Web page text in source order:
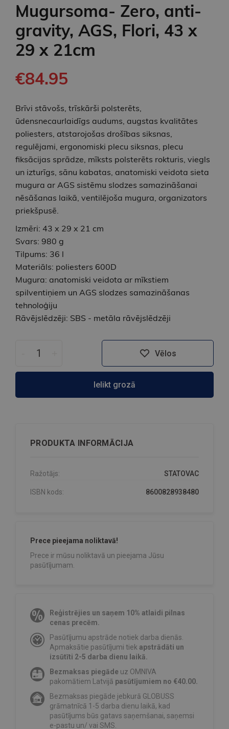
Mugursoma- Zero, anti-
gravity, AGS, Flori, 43 x
29 x 21cm
€84.95
Brīvi stāvošs, trīskārši polsterēts,
ūdensnecaurlaidīgs audums, augstas kvalitātes
poliesters, atstarojošas drošības siksnas,
regulējami, ergonomiski plecu siksnas, plecu
fiksācijas sprādze, mīksts polsterēts rokturis, viegls
un izturīgs, sānu kabatas, anatomiski veidota sieta
mugura ar AGS sistēmu slodzes samazināšanai
nēsāšanas laikā, ventilējoša mugura, organizators
priekšpusē.
Izmēri: 43 x 29 x 21 cm
Svars: 980 g
Tilpums: 36 l
Materiāls: poliesters 600D
Mugura: anatomiski veidota ar mīkstiem
spilventiņiem un AGS slodzes samazināšanas
tehnoloģiju
Rāvējslēdzēji: SBS - metāla rāvējslēdzēji
Vēlos
Ielikt grozā
PRODUKTA INFORMĀCIJA
Ražotājs: STATOVAC
ISBN kods: 8600828938480
Prece pieejama noliktavā!
Prece ir mūsu noliktavā un pieejama Jūsu
pasūtījumam.
Reģistrējies un saņem 10% atlaidi pilnas
cenas precēm.
Pasūtījumu apstrāde notiek darba dienās.
Apmaksātie pasūtījumi tiek apstrādāti un
izsūtīti 2-5 darba dienu laikā.
Bezmaksas piegāde uz OMNIVA
pakomātiem Latvijā pasūtījumiem no €40.00.
Bezmaksas piegāde jebkurā GLOBUSS
grāmatnīcā 1-5 darba dienu laikā, kad
pasūtījums būs gatavs saņemšanai, saņemsi
e-pastu un/ vai SMS.